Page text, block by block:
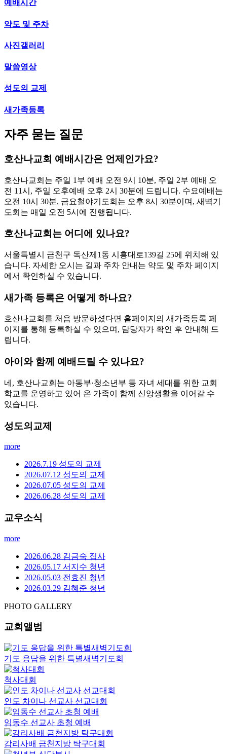
예배시간
약도 및 주차
사진갤러리
말씀영상
성도의 교제
새가족등록
자주 묻는 질문
호산나교회 예배시간은 언제인가요?
호산나교회는 주일 1부 예배 오전 9시 10분, 주일 2부 예배 오
전 11시, 주일 오후예배 오후 2시 30분에 드립니다. 수요예배는
오전 10시 30분, 금요철야기도회는 오후 8시 30분이며, 새벽기
도회는 매일 오전 5시에 진행됩니다.
호산나교회는 어디에 있나요?
서울특별시 금천구 독산제1동 시흥대로139길 25에 위치해 있
습니다. 자세한 오시는 길과 주차 안내는 약도 및 주차 페이지
에서 확인하실 수 있습니다.
새가족 등록은 어떻게 하나요?
호산나교회를 처음 방문하셨다면 홈페이지의 새가족등록 페
이지를 통해 등록하실 수 있으며, 담당자가 확인 후 안내해 드
립니다.
아이와 함께 예배드릴 수 있나요?
네, 호산나교회는 아동부·청소년부 등 자녀 세대를 위한 교회
학교를 운영하고 있어 온 가족이 함께 신앙생활을 이어갈 수
있습니다.
성도의교제
more
2026.7.19 성도의 교제
2026.07.12 성도의 교제
2026.07.05 성도의 교제
2026.06.28 성도의 교제
교우소식
more
2026.06.28 김금숙 집사
2026.05.17 서지수 청년
2026.05.03 전효진 청년
2026.03.29 김혜준 청년
PHOTO GALLERY
교회앨범
기도 응답을 위한 특별새벽기도회
척사대회
인도 차이나 선교사 선교대회
임동수 선교사 초청 예배
감리사배 금천지방 탁구대회